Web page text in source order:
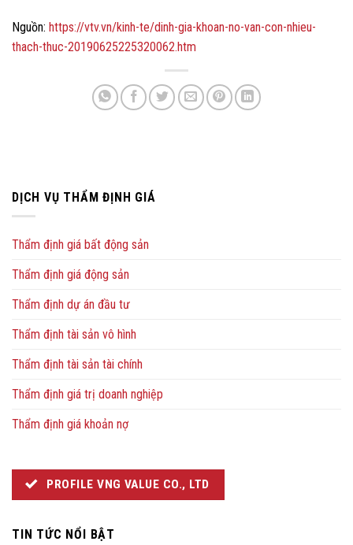
Nguồn: https://vtv.vn/kinh-te/dinh-gia-khoan-no-van-con-nhieu-
thach-thuc-20190625225320062.htm
DỊCH VỤ THẨM ĐỊNH GIÁ
Thẩm định giá bất động sản
Thẩm định giá động sản
Thẩm định dự án đầu tư
Thẩm định tài sản vô hình
Thẩm định tài sản tài chính
Thẩm định giá trị doanh nghiệp
Thẩm định giá khoản nợ
PROFILE VNG VALUE CO., LTD
TIN TỨC NỔI BẬT